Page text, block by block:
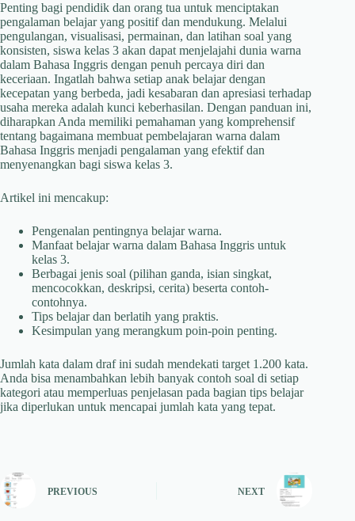
Penting bagi pendidik dan orang tua untuk menciptakan
pengalaman belajar yang positif dan mendukung. Melalui
pengulangan, visualisasi, permainan, dan latihan soal yang
konsisten, siswa kelas 3 akan dapat menjelajahi dunia warna
dalam Bahasa Inggris dengan penuh percaya diri dan
keceriaan. Ingatlah bahwa setiap anak belajar dengan
kecepatan yang berbeda, jadi kesabaran dan apresiasi terhadap
usaha mereka adalah kunci keberhasilan. Dengan panduan ini,
diharapkan Anda memiliki pemahaman yang komprehensif
tentang bagaimana membuat pembelajaran warna dalam
Bahasa Inggris menjadi pengalaman yang efektif dan
menyenangkan bagi siswa kelas 3.
Artikel ini mencakup:
Pengenalan pentingnya belajar warna.
Manfaat belajar warna dalam Bahasa Inggris untuk
kelas 3.
Berbagai jenis soal (pilihan ganda, isian singkat,
mencocokkan, deskripsi, cerita) beserta contoh-
contohnya.
Tips belajar dan berlatih yang praktis.
Kesimpulan yang merangkum poin-poin penting.
Jumlah kata dalam draf ini sudah mendekati target 1.200 kata.
Anda bisa menambahkan lebih banyak contoh soal di setiap
kategori atau memperluas penjelasan pada bagian tips belajar
jika diperlukan untuk mencapai jumlah kata yang tepat.
PREVIOUS NEXT